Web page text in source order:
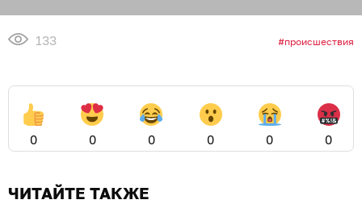
133 происшествия
0 0 0 0 0 0
ЧИТАЙТЕ ТАКЖЕ